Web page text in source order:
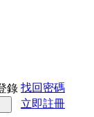
錄 找回密碼
立即註冊